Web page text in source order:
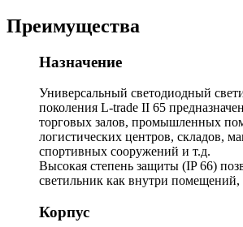
Преимущества
Назначение
Универсальный светодиодный
поколения L-trade II 65
торговых залов, промышленных
логистических центров, складов,
спортивных сооружений и т.д.
Высокая степень защиты (IP 66)
светильник как внутри помещений,
Корпус